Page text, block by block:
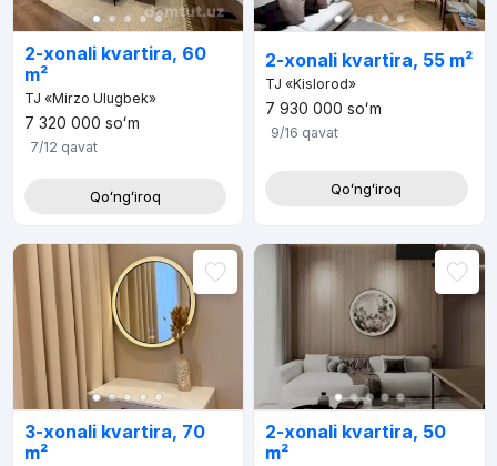
2-xonali kvartira, 60
m²
TJ «Mirzo Ulugbek»
7 320 000 soʻm
7/12 qavat
Qoʻngʻiroq
2-xonali kvartira, 55 m²
TJ «Kislorod»
7 930 000 soʻm
9/16 qavat
Qoʻngʻiroq
3-xonali kvartira, 70
m²
2-xonali kvartira, 50
m²